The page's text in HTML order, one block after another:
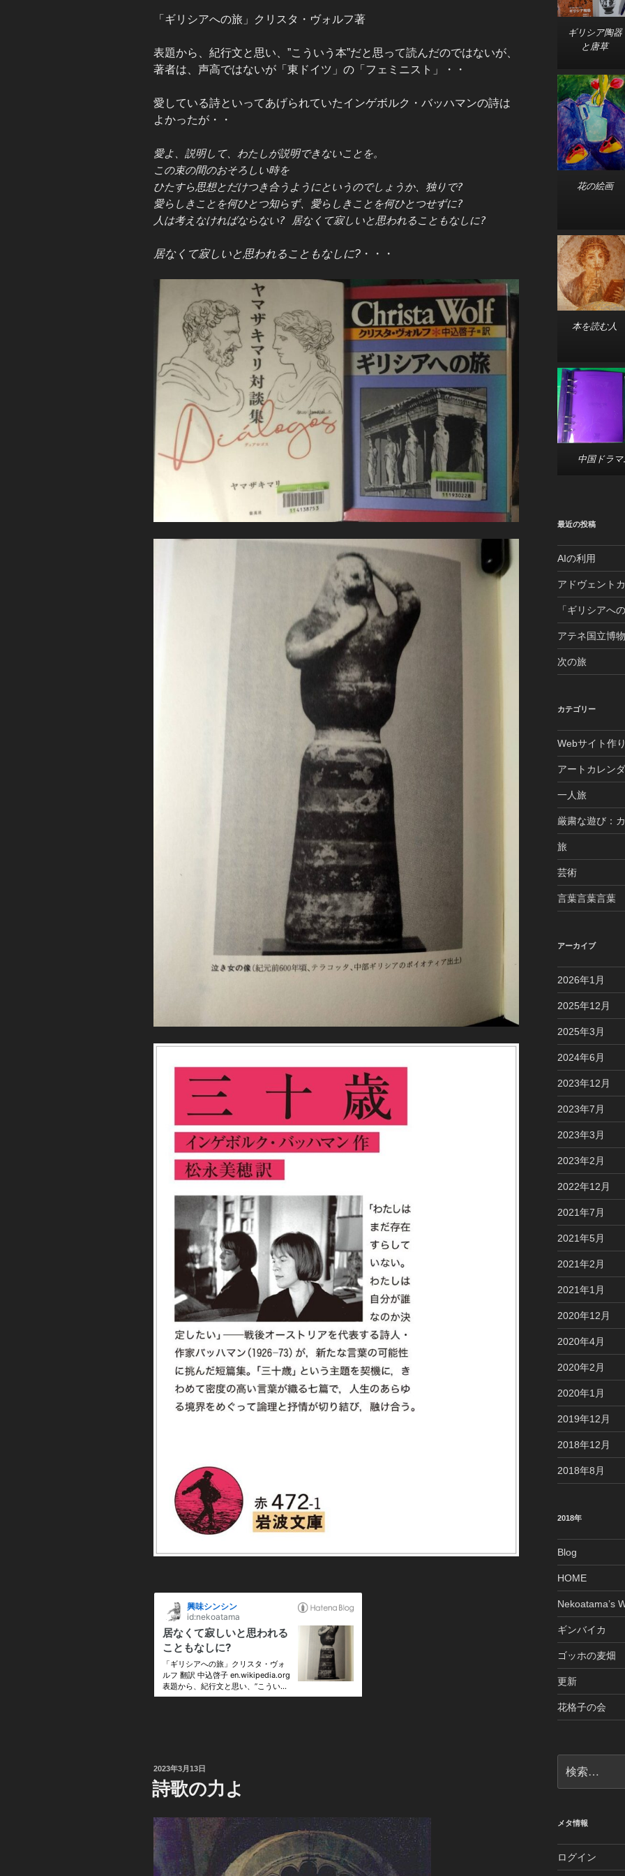
「ギリシアへの旅」クリスタ・ヴォルフ著
表題から、紀行文と思い、”こういう本”だと思って読んだのではないが、
著者は、声高ではないが「東ドイツ」の「フェミニスト」・・
愛している詩といってあげられていたインゲボルク・バッハマンの詩は
よかったが・・
愛よ、説明して、わたしが説明できないことを。
この束の間のおそろしい時を
ひたすら思想とだけつき合うようにというのでしょうか、独りで?
愛らしきことを何ひとつ知らず、愛らしきことを何ひとつせずに?
人は考えなければならない?
居なくて寂しいと思われることもなしに?
居なくて寂しいと思われることもなしに? ・・・
投
稿
日:
2023年3月13日
詩歌の力よ
ギリシア陶器
と唐草
花の絵画
本を読む人
中国ドラ
最近の投稿
AIの利用
アドヴェント
「ギリシアへの
アテネ国立博
次の旅
カテゴリー
Webサイト作り
アートカレン
一人旅
厳粛な遊び：
旅
芸術
言葉言葉言葉
アーカイブ
2026年1月
2025年12月
2025年3月
2024年6月
2023年12月
2023年7月
2023年3月
2023年2月
2022年12月
2021年7月
2021年5月
2021年2月
2021年1月
2020年12月
2020年4月
2020年2月
2020年1月
2019年12月
2018年12月
2018年8月
2018年
Blog
HOME
Nekoatama’s
ギンバイカ
ゴッホの麦畑
更新
花格子の会
索:
メタ情報
ログイン